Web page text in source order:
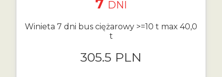
7 DNI
Winieta 7 dni bus ciężarowy >=10 t max 40,0
t
305.5 PLN